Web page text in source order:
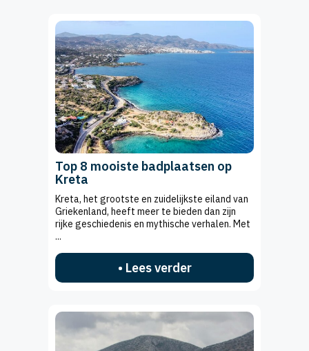
Top 8 mooiste badplaatsen op
Kreta
Kreta, het grootste en zuidelijkste eiland van
Griekenland, heeft meer te bieden dan zijn
rijke geschiedenis en mythische verhalen. Met
...
• Lees verder